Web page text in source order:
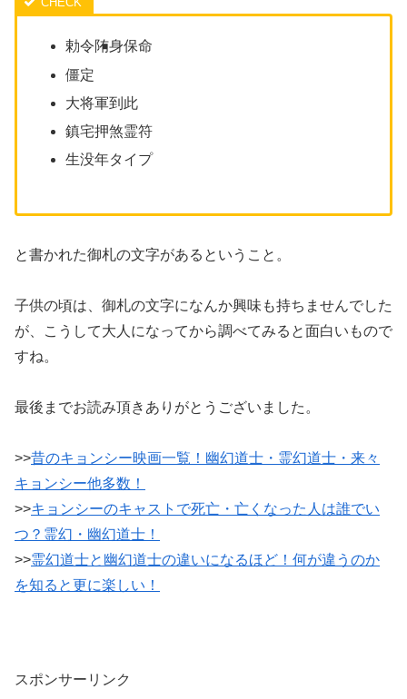
勅令陏身保命
僵定
大将軍到此
鎮宅押煞霊符
生没年タイプ
と書かれた御札の文字があるということ。
子供の頃は、御札の文字になんか興味も持ちませんでした
が、こうして大人になってから調べてみると面白いもので
すね。
最後までお読み頂きありがとうございました。
>>昔のキョンシー映画一覧！幽幻道士・霊幻道士・来々
キョンシー他多数！
>>キョンシーのキャストで死亡・亡くなった人は誰でい
つ？霊幻・幽幻道士！
>>霊幻道士と幽幻道士の違いになるほど！何が違うのか
を知ると更に楽しい！
スポンサーリンク